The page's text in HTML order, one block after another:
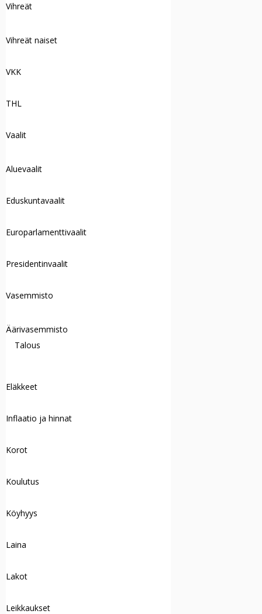
Vihreät
Vihreät naiset
VKK
THL
Vaalit
Aluevaalit
Eduskuntavaalit
Europarlamenttivaalit
Presidentinvaalit
Vasemmisto
Äärivasemmisto
Talous
Eläkkeet
Inflaatio ja hinnat
Korot
Koulutus
Köyhyys
Laina
Lakot
Leikkaukset